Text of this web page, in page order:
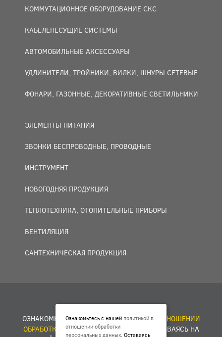
КОММУТАЦИОННОЕ ОБОРУДОВАНИЕ СКС
КАБЕЛЕНЕСУЩИЕ СИСТЕМЫ
АВТОМОБИЛЬНЫЕ АКСЕССУАРЫ
УДЛИНИТЕЛИ, ТРОЙНИКИ, ВИЛКИ, ШНУРЫ СЕТЕВЫЕ
ФОНАРИ, ГАЗОННЫЕ, ДЕКОРАТИВНЫЕ СВЕТИЛЬНИКИ
ЭЛЕМЕНТЫ ПИТАНИЯ
ЗВОНКИ БЕСПРОВОДНЫЕ, ПРОВОДНЫЕ
ИНСТРУМЕНТ
НОВОГОДНЯЯ ПРОДУКЦИЯ
ТЕПЛОТЕХНИКА, ОТОПИТЕЛЬНЫЕ ПРИБОРЫ
ВЕНТИЛЯЦИЯ
САНТЕХНИЧЕСКАЯ ПРОДУКЦИЯ
ОЗНАКОМЬТЕСЬ С НАШЕЙПОЛИТИКОЙ В ОТНОШЕНИИ
ОБРАБОТКИ ПЕРСОНАЛЬНЫХ ДАННЫХ
. ОСТАВАЯСЬ НА
Ознакомьтесь с нашей политикой в
отношении обработки
персональных данных. Оставаясь